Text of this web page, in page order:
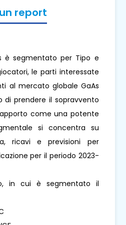
report
è segmentato per Tipo e
le parti interessate
al mercato globale GaAs
di prendere il sopravvento
come una potente
si concentra su
ricavi e previsioni per
per il periodo 2023-
in cui è segmentato il